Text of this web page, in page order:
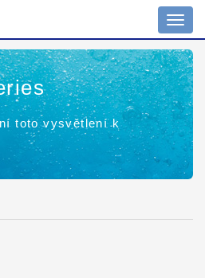
toto vysvětlení k